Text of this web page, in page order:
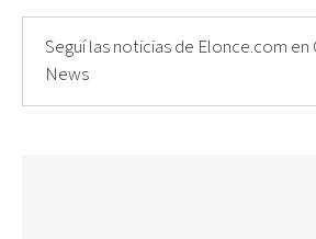
Seguí las noticias de Elonce.com en
News